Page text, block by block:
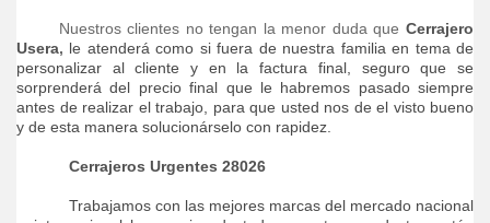
Nuestros clientes no tengan la menor duda que Cerrajero
Usera, le atenderá como si fuera de nuestra familia en tema de
personalizar al cliente y en la factura final, seguro que se
sorprenderá del precio final que le habremos pasado siempre
antes de realizar el trabajo, para que usted nos de el visto bueno
y de esta manera solucionárselo con rapidez.
Cerrajeros Urgentes 28026
Trabajamos con las mejores marcas del mercado nacional